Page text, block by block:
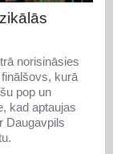
norisināsies
finālšovs, kurā
pop un
kad aptaujas
Daugavpils